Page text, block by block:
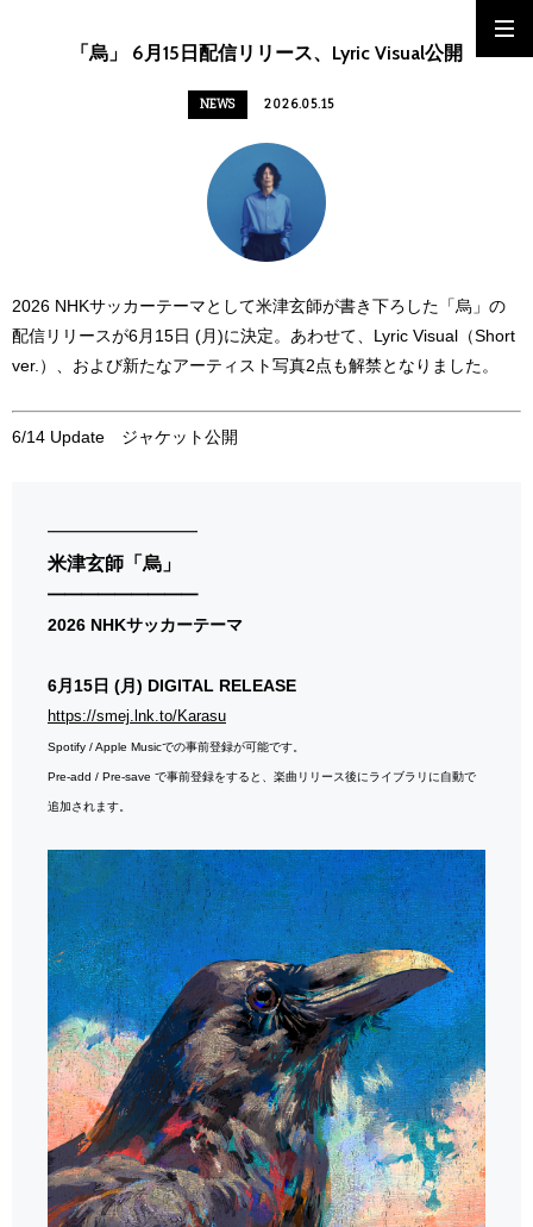
「烏」 6月15日配信リリース、Lyric Visual公開
NEWS 2026.05.15
2026 NHKサッカーテーマとして米津玄師が書き下ろした「烏」の
配信リリースが6月15日 (月)に決定。あわせて、Lyric Visual（Short
ver.）、および新たなアーティスト写真2点も解禁となりました。
6/14 Update ジャケット公開
━━━━━━━━━
米津玄師「烏」
━━━━━━━━━
2026 NHKサッカーテーマ
6月15日 (月) DIGITAL RELEASE
https://smej.lnk.to/Karasu
Spotify / Apple Musicでの事前登録が可能です。
Pre-add / Pre-save で事前登録をすると、楽曲リリース後にライブラリに自動で
追加されます。